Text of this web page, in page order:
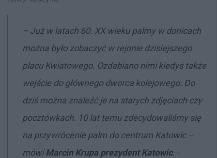
– Już w latach 60. XX wieku palmy w donicach
można było zobaczyć w rejonie dzisiejszego
placu Kwiatowego. Ozdabiano nimi kiedyś także
wejście do głównego dworca kolejowego. Do
dziś można znaleźć je na starych zdjęciach czy
pocztówkach. 10 lat temu zdecydowaliśmy się
na przywrócenie palm do centrum Katowic –
mówiMarcin Krupa prezydent Katowic. -